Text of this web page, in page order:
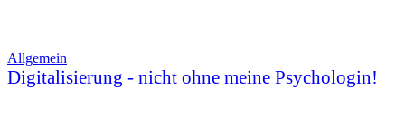
Allgemein
Digitalisierung - nicht ohne meine Psychologin!